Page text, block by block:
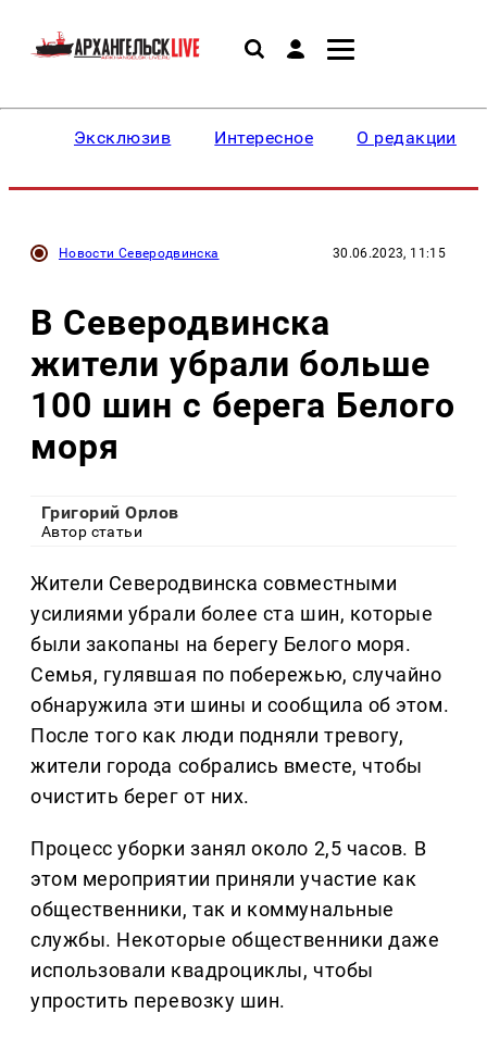
Эксклюзив Интересное О редакции
Новости Северодвинска 30.06.2023, 11:15
В Северодвинска
жители убрали больше
100 шин с берега Белого
моря
Григорий Орлов
Автор статьи
Жители Северодвинска совместными
усилиями убрали более ста шин, которые
были закопаны на берегу Белого моря.
Семья, гулявшая по побережью, случайно
обнаружила эти шины и сообщила об этом.
После того как люди подняли тревогу,
жители города собрались вместе, чтобы
очистить берег от них.
Процесс уборки занял около 2,5 часов. В
этом мероприятии приняли участие как
общественники, так и коммунальные
службы. Некоторые общественники даже
использовали квадроциклы, чтобы
упростить перевозку шин.